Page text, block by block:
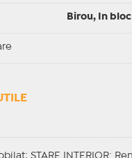
Birou, In
STARE INTERIOR: